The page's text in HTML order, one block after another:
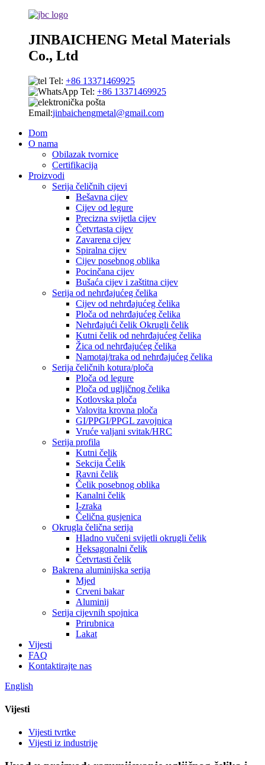
JINBAICHENG Metal Materials
Co., Ltd
Tel: +86 13371469925
Tel: +86 13371469925
Email:jinbaichengmetal@gmail.com
Dom
O nama
Obilazak tvornice
Certifikacija
Proizvodi
Serija čeličnih cijevi
Bešavna cijev
Cijev od legure
Precizna svijetla cijev
Četvrtasta cijev
Zavarena cijev
Spiralna cijev
Cijev posebnog oblika
Pocinčana cijev
Bušaća cijev i zaštitna cijev
Serija od nehrđajućeg čelika
Cijev od nehrđajućeg čelika
Ploča od nehrđajućeg čelika
Nehrđajući čelik Okrugli čelik
Kutni čelik od nehrđajućeg čelika
Žica od nehrđajućeg čelika
Namotaj/traka od nehrđajućeg čelika
Serija čeličnih kotura/ploča
Ploča od legure
Ploča od ugljičnog čelika
Kotlovska ploča
Valovita krovna ploča
GI/PPGI/PPGL zavojnica
Vruće valjani svitak/HRC
Serija profila
Kutni čelik
Sekcija Čelik
Ravni čelik
Čelik posebnog oblika
Kanalni čelik
I-zraka
Čelična gusjenica
Okrugla čelična serija
Hladno vučeni svijetli okrugli čelik
Heksagonalni čelik
Četvrtasti čelik
Bakrena aluminijska serija
Mjed
Crveni bakar
Aluminij
Serija cijevnih spojnica
Prirubnica
Lakat
Vijesti
FAQ
Kontaktirajte nas
English
Vijesti
Vijesti tvrtke
Vijesti iz industrije